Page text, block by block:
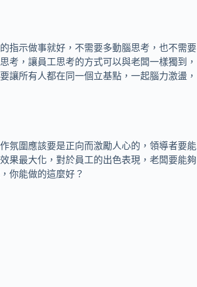
指示做事就好，不需要多動腦思考，也不需要
考，讓員工思考的方式可以與老闆一樣獨到，
讓所有人都在同一個立基點，一起腦力激盪，
氛圍應該要是正向而激勵人心的，領導者要能
果最大化，對於員工的出色表現，老闆要能夠
你能做的這麼好？